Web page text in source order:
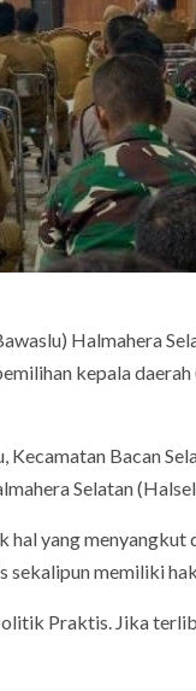
Halmahera
kepala
Bacan
Selatan
yang menyangkut
sekalipun memiliki
Praktis. Jika